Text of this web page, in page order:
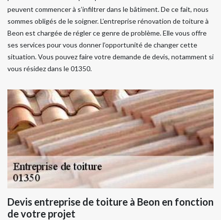
peuvent commencer à s’infiltrer dans le bâtiment. De ce fait, nous
sommes obligés de le soigner. L’entreprise rénovation de toiture à
Beon est chargée de régler ce genre de problème. Elle vous offre
ses services pour vous donner l’opportunité de changer cette
situation. Vous pouvez faire votre demande de devis, notamment si
vous résidez dans le 01350.
Devis entreprise de toiture à Beon en fonction
de votre projet